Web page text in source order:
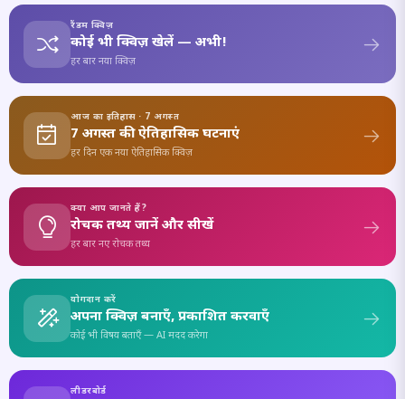
रैंडम क्विज़
कोई भी क्विज़ खेलें — अभी!
हर बार नया क्विज़
आज का इतिहास · 7 अगस्त
7 अगस्त की ऐतिहासिक घटनाएं
हर दिन एक नया ऐतिहासिक क्विज़
क्या आप जानते हैं?
रोचक तथ्य जानें और सीखें
हर बार नए रोचक तथ्य
योगदान करें
अपना क्विज़ बनाएँ, प्रकाशित करवाएँ
कोई भी विषय बताएँ — AI मदद करेगा
लीडरबोर्ड